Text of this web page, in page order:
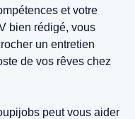
et votre
bien rédigé, vous
un entretien
de vos rêves chez
peut vous aider